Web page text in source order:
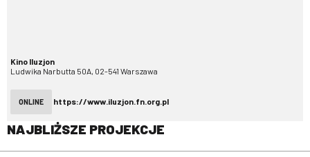
Kino Iluzjon
Ludwika Narbutta 50A, 02-541 Warszawa
ONLINE https://www.iluzjon.fn.org.pl
NAJBLIŻSZE PROJEKCJE